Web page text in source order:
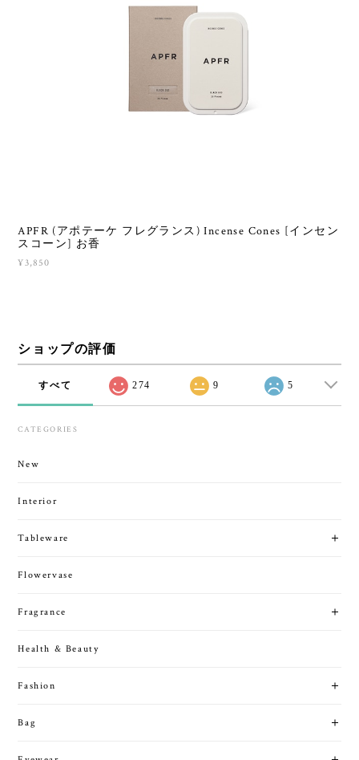
APFR (アポテーケ フレグランス) Incense Cones [インセン
スコーン] お香
¥3,850
ショップの評価
すべて 274 9 5
CATEGORIES
New
Interior
Tableware
Flowervase
Fragrance
Health & Beauty
Fashion
Bag